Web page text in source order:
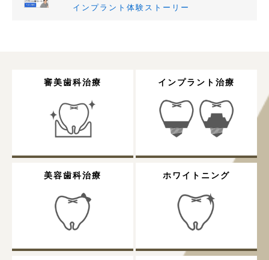
インプラント体験ストーリー
審美歯科治療 インプラント治療
美容歯科治療 ホワイトニング